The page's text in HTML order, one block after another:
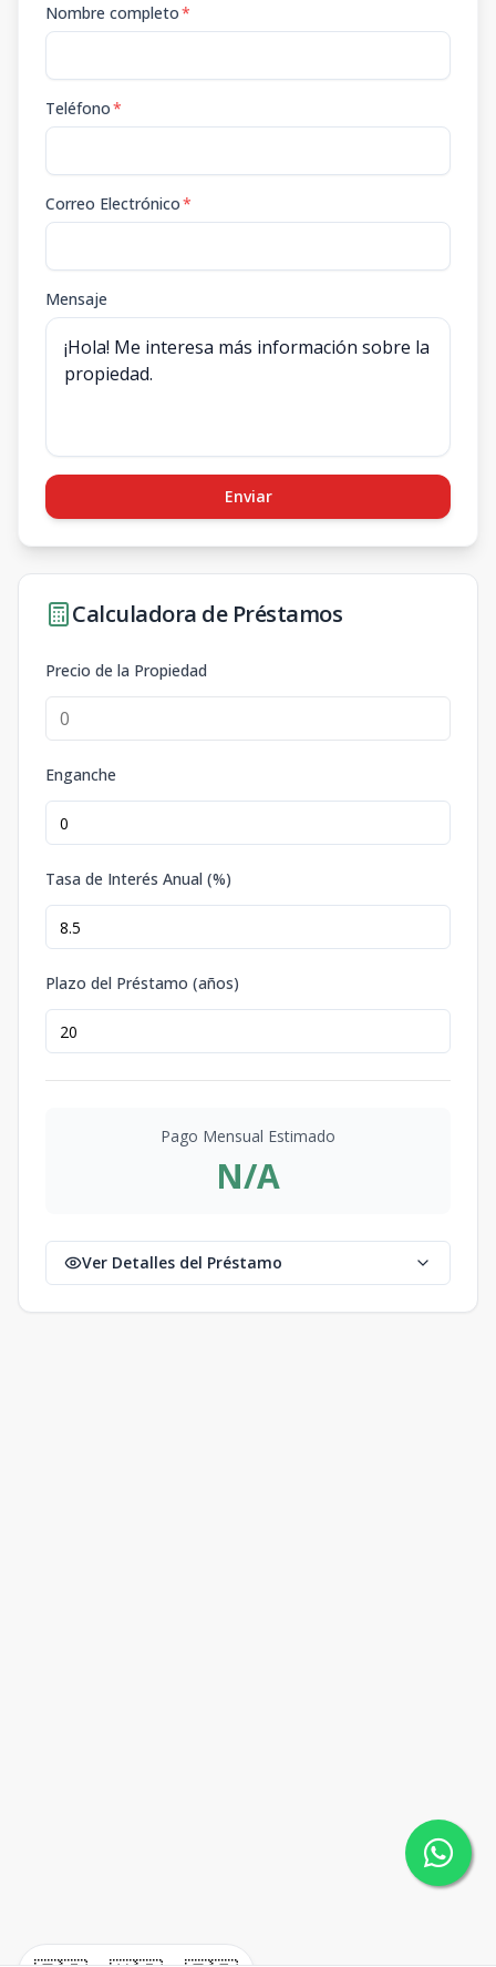
Nombre completo*
Teléfono*
Correo Electrónico*
Mensaje
Enviar
Calculadora de Préstamos
Precio de la Propiedad
Enganche
Tasa de Interés Anual (%)
Plazo del Préstamo (años)
Pago Mensual Estimado
N/A
Ver Detalles del Préstamo